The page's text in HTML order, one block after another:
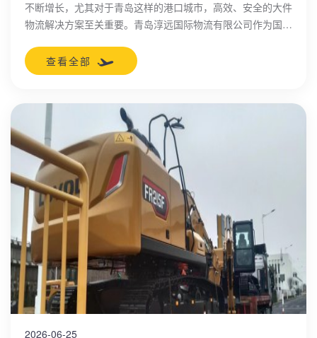
不断增长，尤其对于青岛这样的港口城市，高效、安全的大件
物流解决方案至关重要。青岛淳远国际物流有限公司作为国家
岛大件设备运输和青岛钢卷运输领域的领军者。我们致力于为
客户提供全方位、一体化的物流服务，确保每件货物从起点到
查看全部
2026-06-25